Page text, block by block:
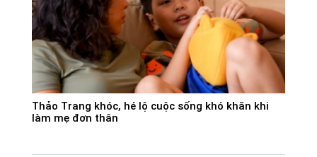
Thảo Trang khóc, hé lộ cuộc sống khó khăn khi
làm mẹ đơn thân